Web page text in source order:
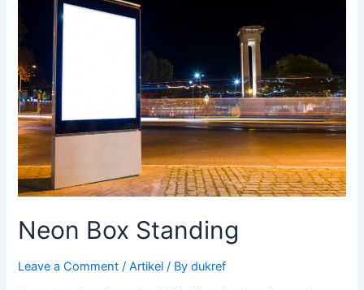
Neon Box Standing
Leave a Comment /Artikel / Bydukref
Standing